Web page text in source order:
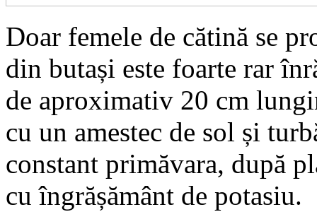
Doar femele de cătină se
din butași este foarte rar
de aproximativ 20 cm
cu un amestec de sol și
constant primăvara, după
cu îngrășământ de potasiu.